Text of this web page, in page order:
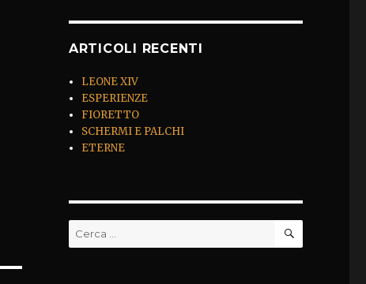
ARTICOLI RECENTI
LEONE XIV
ESPERIENZE
FIORETTO
SCHERMI E PALCHI
ETERNE
Cerca: CERCA